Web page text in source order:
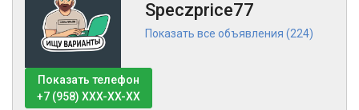
Speczprice77
Показать все объявления (224)
Показать телефон
+7 (958) XXX-XX-XX